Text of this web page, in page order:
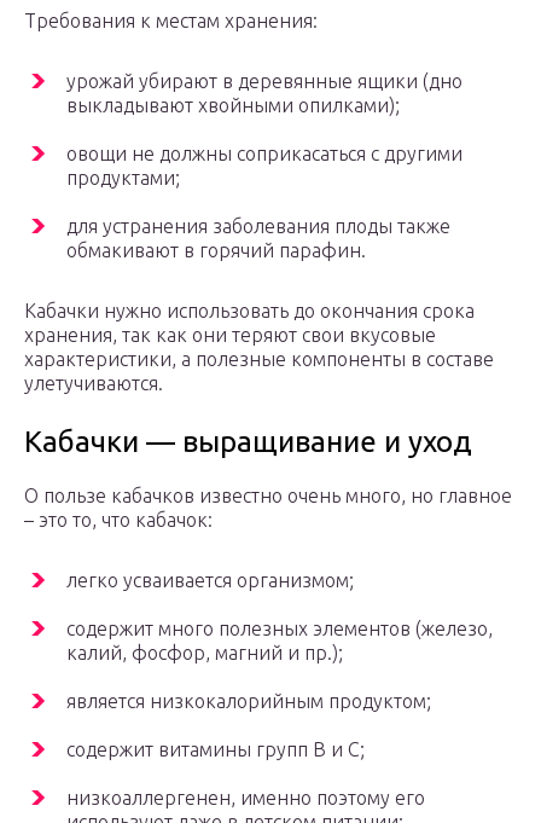
Требования к местам хранения:
урожай убирают в деревянные ящики (дно
выкладывают хвойными опилками);
овощи не должны соприкасаться с другими
продуктами;
для устранения заболевания плоды также
обмакивают в горячий парафин.
Кабачки нужно использовать до окончания срока
хранения, так как они теряют свои вкусовые
характеристики, а полезные компоненты в составе
улетучиваются.
Кабачки — выращивание и уход
О пользе кабачков известно очень много, но главное
– это то, что кабачок:
легко усваивается организмом;
содержит много полезных элементов (железо,
калий, фосфор, магний и пр.);
является низкокалорийным продуктом;
содержит витамины групп В и С;
низкоаллергенен, именно поэтому его